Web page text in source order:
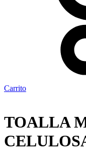
Carrito
TOALLA